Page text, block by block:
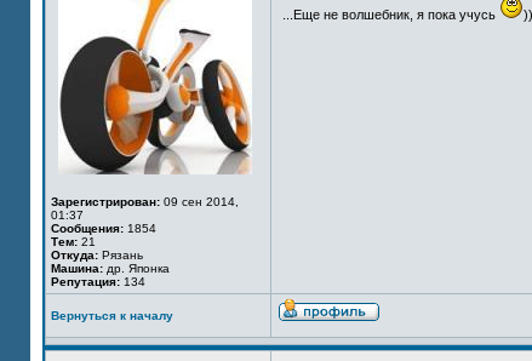
Зарегистрирован: 09 сен 2014,
01:37
Сообщения: 1854
Тем: 21
Откуда: Рязань
Машина: др. Японка
Репутация: 134
...Еще не волшебник, я пока учусь
Вернуться к началу